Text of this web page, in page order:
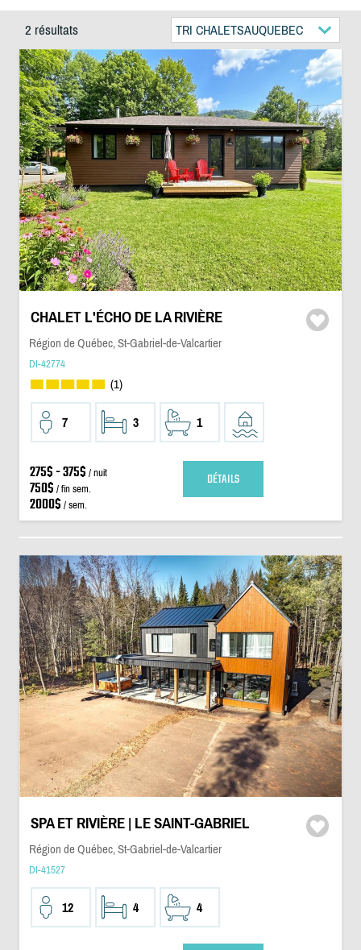
2 résultats TRI CHALETSAUQUEBEC
CHALET L'ÉCHO DE LA RIVIÈRE
Région de Québec, St-Gabriel-de-Valcartier
DI-42774
(1)
7 3 1
275$ - 375$ / nuit
750$ / fin sem.
2000$ / sem.
DÉTAILS
SPA ET RIVIÈRE | LE SAINT-GABRIEL
Région de Québec, St-Gabriel-de-Valcartier
DI-41527
12 4 4